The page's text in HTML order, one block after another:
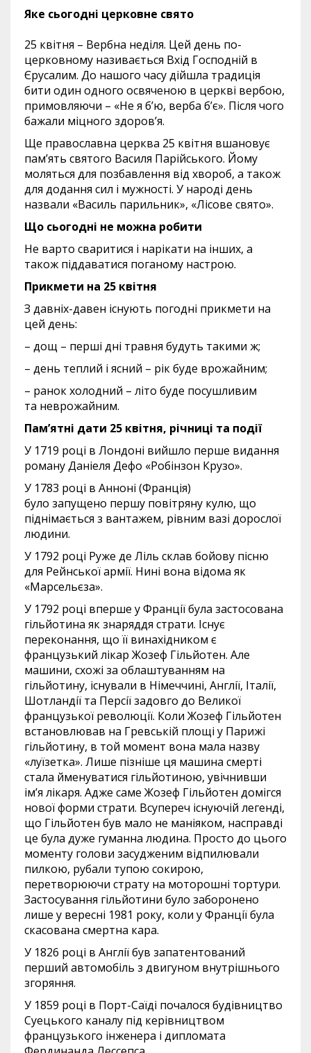
Яке сьогодні церковне свято
25 квітня – Вербна неділя. Цей день по-
церковному називається Вхід Господній в
Єрусалим. До нашого часу дійшла традиція
бити один одного освяченою в церкві вербою,
примовляючи – «Не я б’ю, верба б’є». Після чого
бажали міцного здоров’я.
Ще православна церква 25 квітня вшановує
пам’ять святого Василя Парійського. Йому
моляться для позбавлення від хвороб, а також
для додання сил і мужності. У народі день
назвали «Василь парильник», «Лісове свято».
Що сьогодні не можна робити
Не варто сваритися і нарікати на інших, а
також піддаватися поганому настрою.
Прикмети на 25 квітня
З давніх-давен існують погодні прикмети на
цей день:
– дощ – перші дні травня будуть такими ж;
– день теплий і ясний – рік буде врожайним;
– ранок холодний – літо буде посушливим
та неврожайним.
Пам’ятні дати 25 квітня, річниці та події
У 1719 році в Лондоні вийшло перше видання
роману Даніеля Дефо «Робінзон Крузо».
У 1783 році в Анноні (Франція)
було запущено першу повітряну кулю, що
піднімається з вантажем, рівним вазі дорослої
людини.
У 1792 році Руже де Ліль склав бойову пісню
для Рейнської армії. Нині вона відома як
«Марсельєза».
У 1792 році вперше у Франції була застосована
гільйотина як знаряддя страти. Існує
переконання, що її винахідником є
французький лікар Жозеф Гільйотен. Але
машини, схожі за облаштуванням на
гільйотину, існували в Німеччині, Англії, Італії,
Шотландії та Персії задовго до Великої
французької революції. Коли Жозеф Гільйотен
встановлював на Гревській площі у Парижі
гільйотину, в той момент вона мала назву
«луїзетка». Лише пізніше ця машина смерті
стала йменуватися гільйотиною, увічнивши
ім’я лікаря. Адже саме Жозеф Гільйотен домігся
нової форми страти. Всупереч існуючій легенді,
що Гільйотен був мало не маніяком, насправді
це була дуже гуманна людина. Просто до цього
моменту голови засудженим відпилювали
пилкою, рубали тупою сокирою,
перетворюючи страту на моторошні тортури.
Застосування гільйотини було заборонено
лише у вересні 1981 року, коли у Франції була
скасована смертна кара.
У 1826 році в Англії був запатентований
перший автомобіль з двигуном внутрішнього
згоряння.
У 1859 році в Порт-Саїді почалося будівництво
Суецького каналу під керівництвом
французького інженера і дипломата